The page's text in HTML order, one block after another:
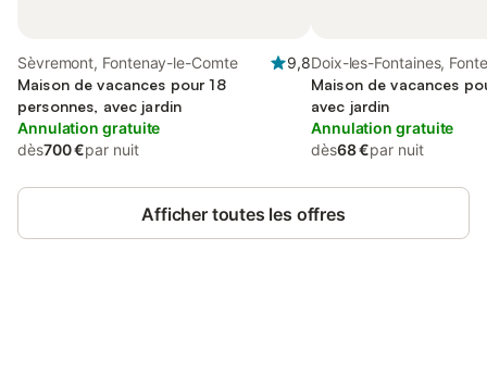
Sèvremont, Fontenay-le-Comte
9,8
Maison de vacances pour 18
personnes, avec jardin
Annulation gratuite
dès700 €par nuit
Doix-les-Fontaines,
Comte
Maison de vacances
avec jardin
Annulation gratuite
dès68 €par nuit
Afficher toutes les offres